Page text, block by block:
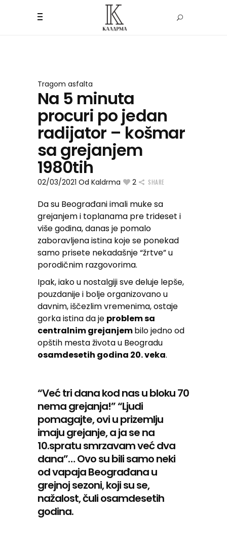
Tragom asfalta
Na 5 minuta
procuri po jedan
radijator – košmar
sa grejanjem
1980tih
02/03/2021 Od Kaldrma 2 SHARE
Da su Beograđani imali muke sa
grejanjem i toplanama pre trideset i
više godina, danas je pomalo
zaboravljena istina koje se ponekad
samo prisete nekadašnje “žrtve” u
porodičnim razgovorima.
Ipak, iako u nostalgiji sve deluje lepše,
pouzdanije i bolje organizovano u
davnim, iščezlim vremenima, ostaje
gorka istina da je problem sa
centralnim grejanjembilo jedno od
opštih mesta života u Beogradu
osamdesetih godina 20. veka.
“Već tri dana kod nas u bloku 70
nema grejanja!” “Ljudi
pomagajte, ovi u prizemlju
imaju grejanje, a ja se na
10.spratu smrzavam već dva
dana”… Ovo su bili samo neki
od vapaja Beograđana u
grejnoj sezoni, koji su se,
nažalost, čuli osamdesetih
godina.